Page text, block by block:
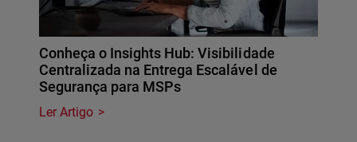
Conheça o Insights Hub: Visibilidade
Centralizada na Entrega Escalável de
Segurança para MSPs
Ler Artigo